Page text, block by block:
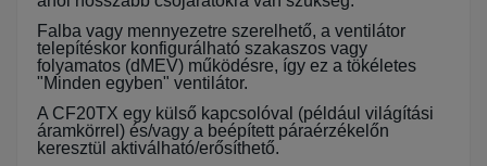
Falba vagy mennyezetre szerelhető, a ventilátor
telepítéskor konfigurálható szakaszos vagy
folyamatos (dMEV) működésre, így ez a tökéletes
"Minden egyben" ventilátor.
A CF20TX egy külső kapcsolóval (például világítási
áramkörrel) és/vagy a beépített páraérzékelőn
keresztül aktiválható/erősíthető.